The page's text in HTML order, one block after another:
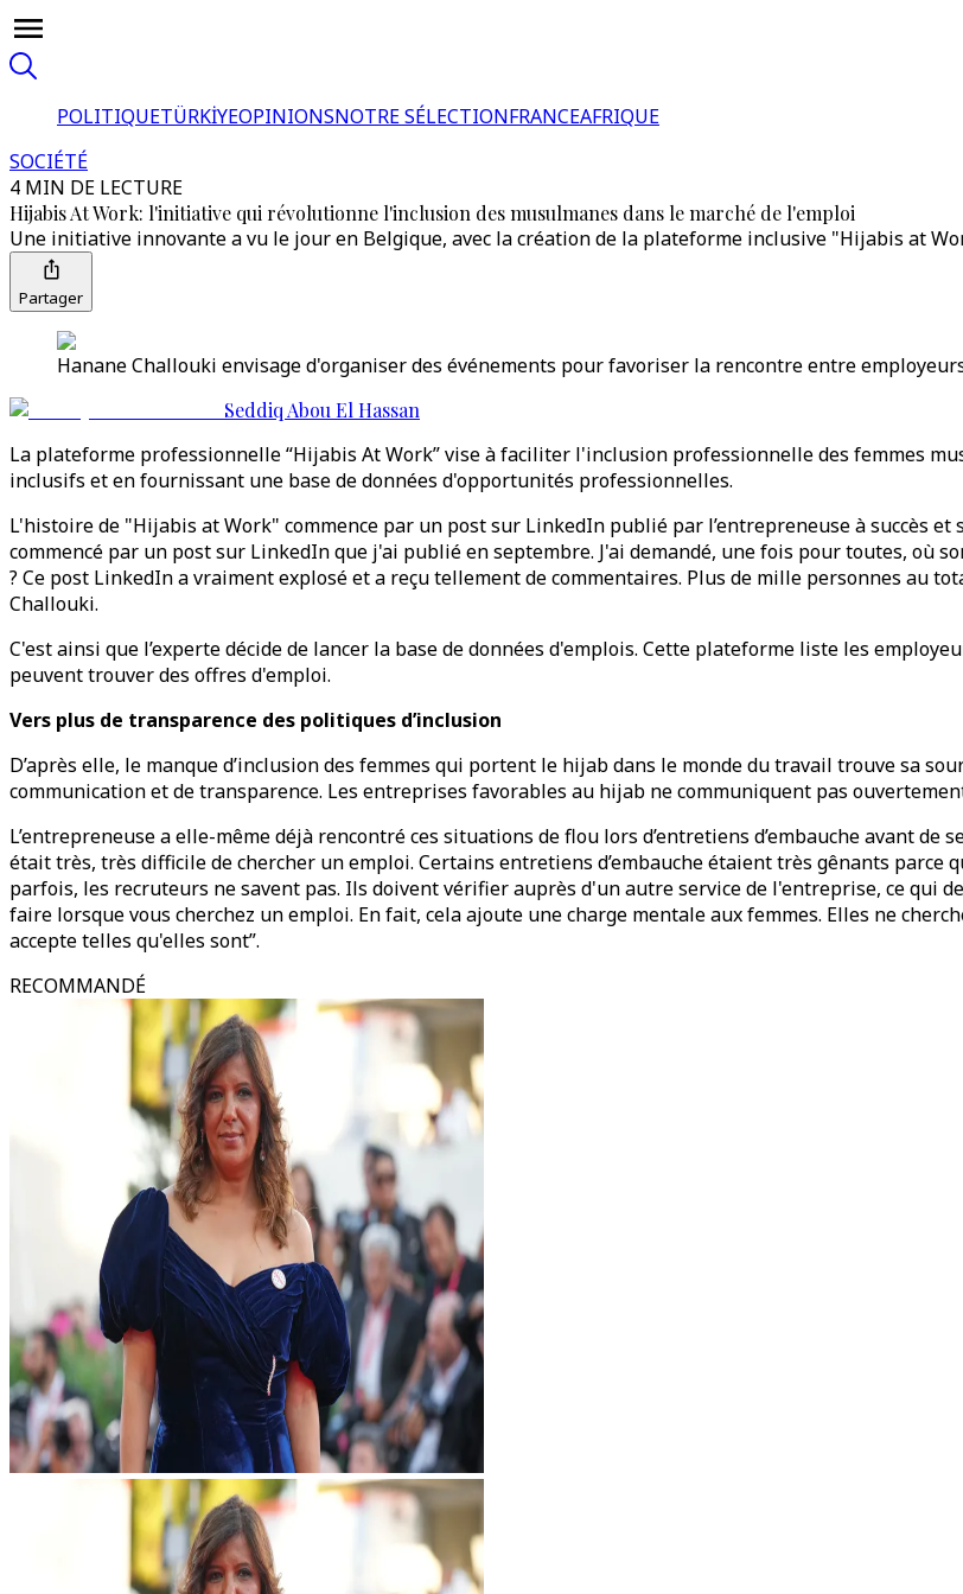
POLITIQUETÜRKİYEOPINIONSNOTRE SÉLECTIONFRANCEAFRIQUE
SOCIÉTÉ
4 MIN DE LECTURE
Hijabis At Work: l'initiative qui révolutionne l'inclusion des musulmanes dans le marché de l'emploi
Une initiative innovante a vu le jour en Belgique, avec la création de la plateforme inclusive "Hijabis at
Partager
Hanane Challouki envisage d'organiser des événements pour favoriser la rencontre entre
Seddiq Abou El Hassan
La plateforme professionnelle “Hijabis At Work” vise à faciliter l'inclusion professionnelle des femmes
inclusifs et en fournissant une base de données d'opportunités professionnelles.
L'histoire de "Hijabis at Work" commence par un post sur LinkedIn publié par l’entrepreneuse à succès
commencé par un post sur LinkedIn que j'ai publié en septembre. J'ai demandé, une fois pour toutes,
? Ce post LinkedIn a vraiment explosé et a reçu tellement de commentaires. Plus de mille personnes au
Challouki.
C'est ainsi que l’experte décide de lancer la base de données d'emplois. Cette plateforme liste les
peuvent trouver des offres d'emploi.
Vers plus de transparence des politiques d’inclusion
D’après elle, le manque d’inclusion des femmes qui portent le hijab dans le monde du travail trouve sa
communication et de transparence. Les entreprises favorables au hijab ne communiquent pas
L’entrepreneuse a elle-même déjà rencontré ces situations de flou lors d’entretiens d’embauche avant de
était très, très difficile de chercher un emploi. Certains entretiens d’embauche étaient très gênants
parfois, les recruteurs ne savent pas. Ils doivent vérifier auprès d'un autre service de l'entreprise, ce qui
faire lorsque vous cherchez un emploi. En fait, cela ajoute une charge mentale aux femmes. Elles ne
accepte telles qu'elles sont”.
RECOMMANDÉ